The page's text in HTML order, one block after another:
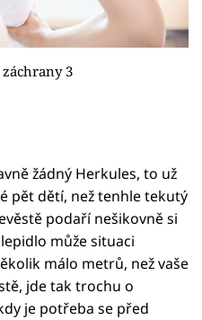
3
žádný Herkules, to už
pět dětí, než tenhle tekutý
podaří nešikovně si
může situaci
málo metrů, než vaše
jde tak trochu o
je potřeba se před